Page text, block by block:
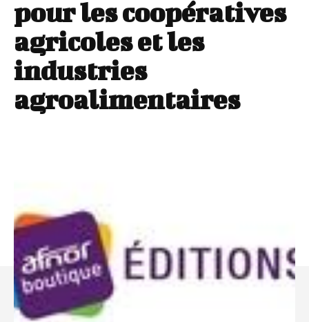
pour les coopératives
agricoles et les
industries
agroalimentaires